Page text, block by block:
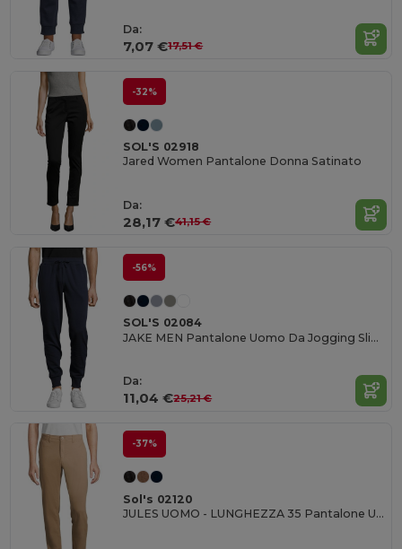
Da:
7,07 €17,51 €
-32%
SOL'S 02918
Jared Women Pantalone Donna Satinato
Da:
28,17 €41,15 €
-56%
SOL'S 02084
JAKE MEN Pantalone Uomo Da Jogging Slim Fit
Da:
11,04 €25,21 €
-37%
Sol's 02120
JULES UOMO - LUNGHEZZA 35 Pantalone Uomo